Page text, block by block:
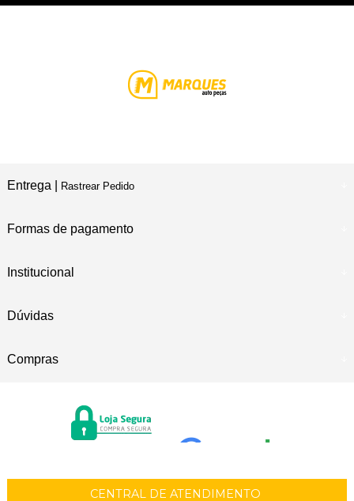
Entrega | Rastrear Pedido
Formas de pagamento
Institucional
Dúvidas
Compras
CENTRAL DE ATENDIMENTO